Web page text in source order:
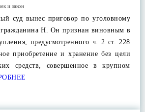
и закон
суд вынес приговор по уголовному
Н. Он признан виновным в
предусмотренного ч. 2 ст. 228
приобретение и хранение без цели
средств, совершенное в крупном